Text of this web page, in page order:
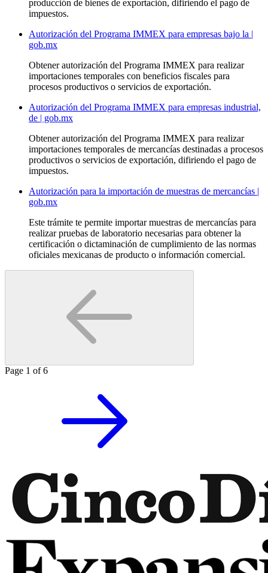
producción de bienes de exportación, difiriendo el pago de
impuestos.
Autorización del Programa IMMEX para empresas bajo la |
gob.mx
Obtener autorización del Programa IMMEX para realizar
importaciones temporales con beneficios fiscales para
procesos productivos o servicios de exportación.
Autorización del Programa IMMEX para empresas industrial,
de | gob.mx
Obtener autorización del Programa IMMEX para realizar
importaciones temporales de mercancías destinadas a procesos
productivos o servicios de exportación, difiriendo el pago de
impuestos.
Autorización para la importación de muestras de mercancías |
gob.mx
Este trámite te permite importar muestras de mercancías para
realizar pruebas de laboratorio necesarias para obtener la
certificación o dictaminación de cumplimiento de las normas
oficiales mexicanas de producto o información comercial.
Page 1 of6